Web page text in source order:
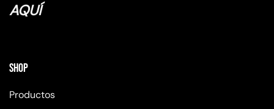
AQUÍ
Shop
Productos